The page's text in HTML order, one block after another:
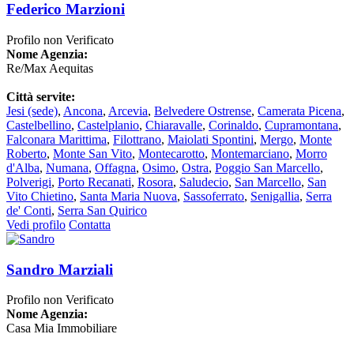
Federico Marzioni
Profilo non Verificato
Nome Agenzia:
Re/Max Aequitas
Città servite:
Jesi (sede), Ancona, Arcevia, Belvedere Ostrense, Camerata Picena,
Castelbellino, Castelplanio, Chiaravalle, Corinaldo, Cupramontana,
Falconara Marittima, Filottrano, Maiolati Spontini, Mergo, Monte
Roberto, Monte San Vito, Montecarotto, Montemarciano, Morro
d'Alba, Numana, Offagna, Osimo, Ostra, Poggio San Marcello,
Polverigi, Porto Recanati, Rosora, Saludecio, San Marcello, San
Vito Chietino, Santa Maria Nuova, Sassoferrato, Senigallia, Serra
de' Conti, Serra San Quirico
Vedi profilo Contatta
Sandro Marziali
Profilo non Verificato
Nome Agenzia:
Casa Mia Immobiliare